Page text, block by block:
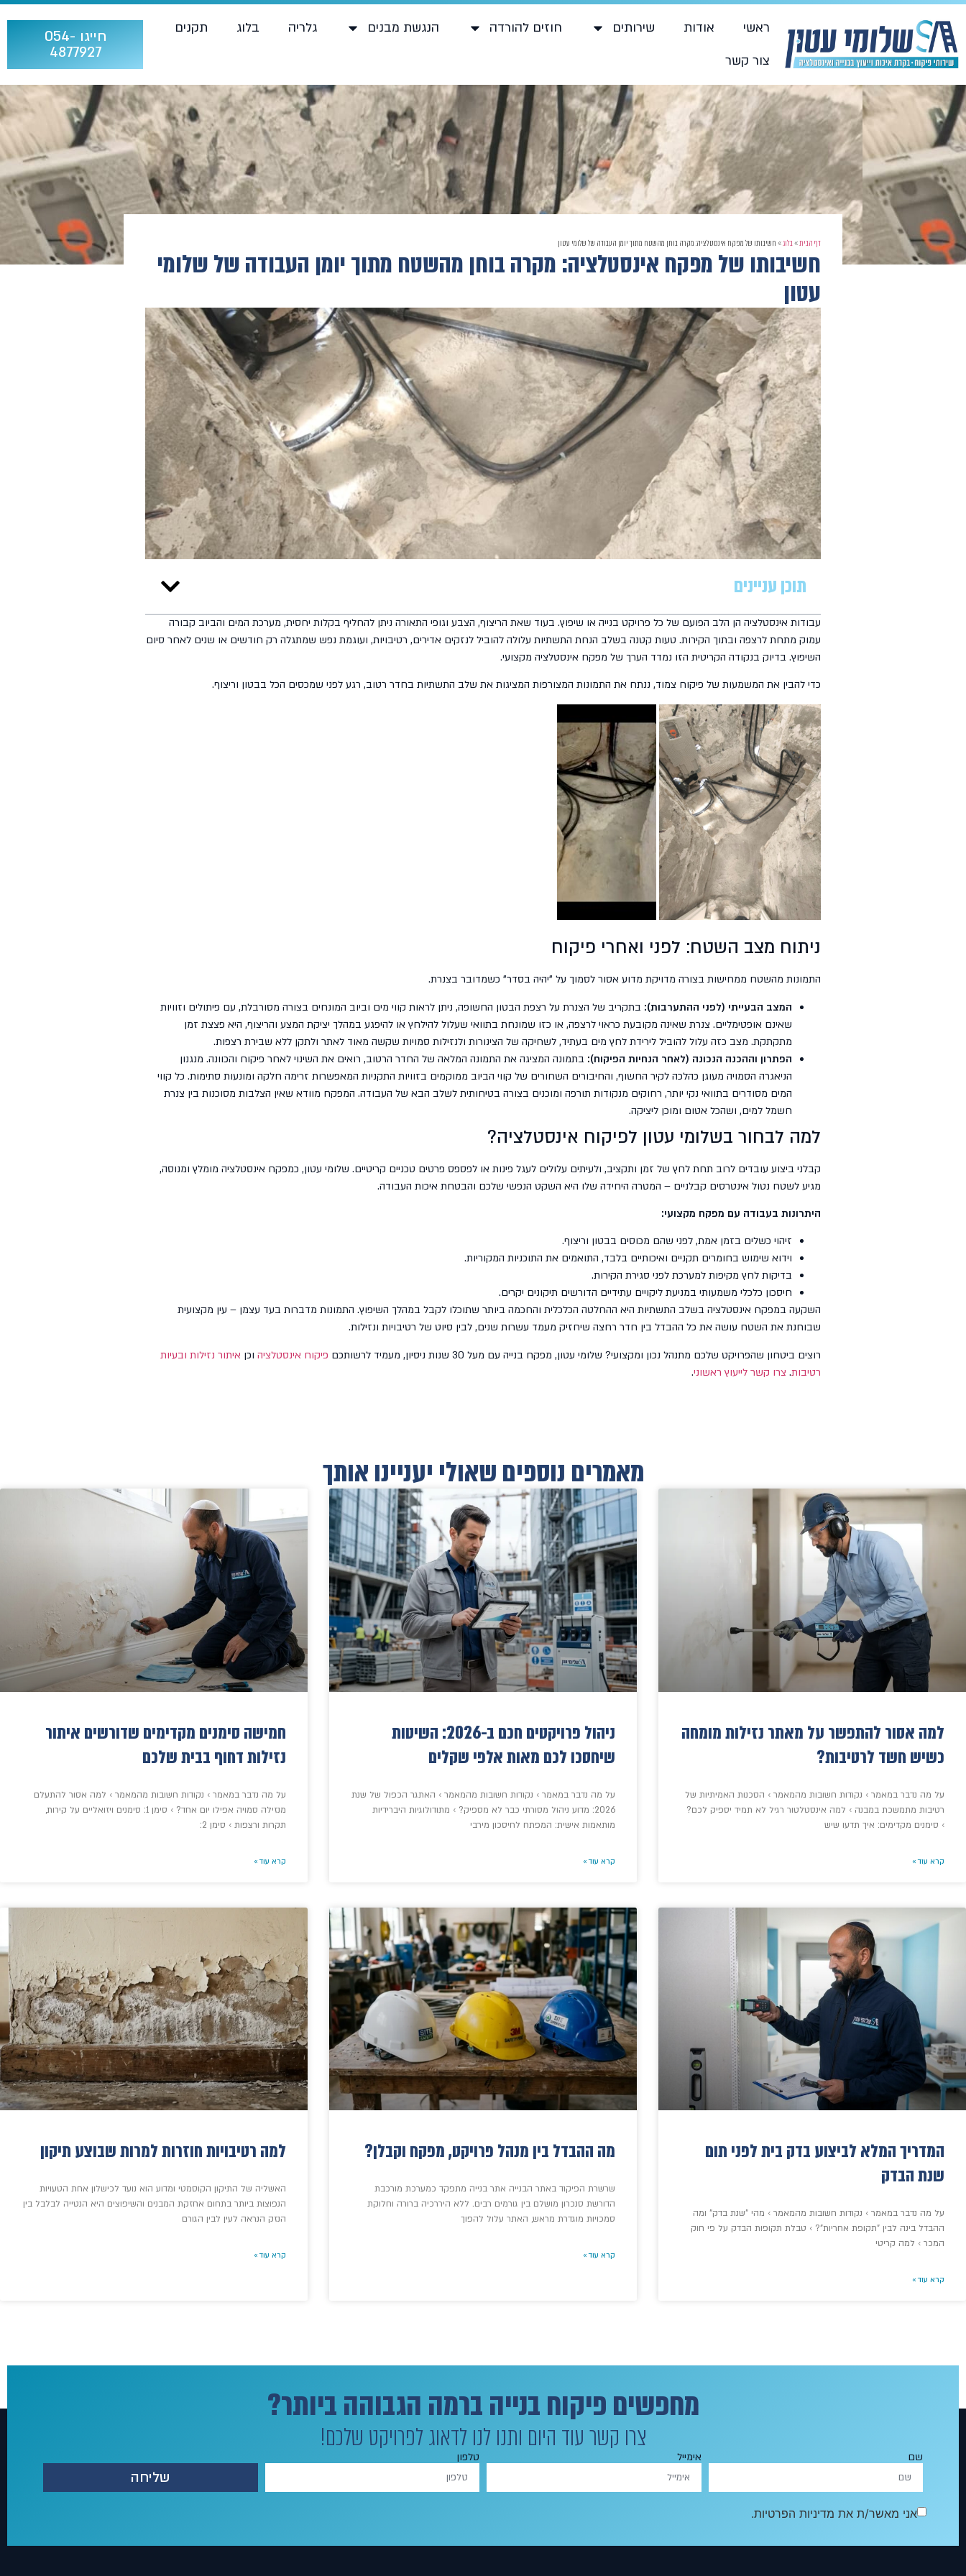
ראשי אודות שירותים חוזים להורדה הנגשת מבנים גלריה בלוג
תקנים
צור קשר
חייגו 054-
4877927
דף הבית»בלוג»חשיבותו של מפקח אינסטלציה: מקרה בוחן מהשטח מתוך יומן העבודה של שלומי עטון
חשיבותו של מפקח אינסטלציה: מקרה בוחן מהשטח מתוך יומן העבודה של שלומי
עטון
תוכן עניינים
עבודות אינסטלציה הן הלב הפועם של כל פרויקט בנייה או שיפוץ. בעוד שאת הריצוף, הצבע וגופי התאורה ניתן להחליף בקלות יחסית, מערכת המים והביוב קבורה
עמוק מתחת לרצפה ובתוך הקירות. טעות קטנה בשלב הנחת התשתיות עלולה להוביל לנזקים אדירים, רטיבויות, ועוגמת נפש שמתגלה רק חודשים או שנים לאחר סיום
השיפוץ. בדיוק בנקודה הקריטית הזו נמדד הערך של מפקח אינסטלציה מקצועי.
כדי להבין את המשמעות של פיקוח צמוד, ננתח את התמונות המצורפות המציגות את שלב התשתיות בחדר רטוב, רגע לפני שמכסים הכל בבטון וריצוף.
ניתוח מצב השטח: לפני ואחרי פיקוח
התמונות מהשטח ממחישות בצורה מדויקת מדוע אסור לסמוך על "יהיה בסדר" כשמדובר בצנרת.
המצב הבעייתי (לפני ההתערבות): בתקריב של הצנרת על רצפת הבטון החשופה, ניתן לראות קווי מים וביוב המונחים בצורה מסורבלת, עם פיתולים וזוויות
שאינם אופטימליים. צנרת שאינה מקובעת כראוי לרצפה, או כזו שמונחת בתוואי שעלול להילחץ או להיפגע במהלך יציקת המצע והריצוף, היא פצצת זמן
מתקתקת. מצב כזה עלול להוביל לירידת לחץ מים בעתיד, לשחיקה של הצינורות ולנזילות סמויות שקשה מאוד לאתר ולתקן ללא שבירת רצפות.
הפתרון וההכנה הנכונה (לאחר הנחיות הפיקוח): בתמונה המציגה את התמונה המלאה של החדר הרטוב, רואים את השינוי לאחר פיקוח והכוונה. מנגנון
הניאגרה הסמויה מעוגן כהלכה לקיר החשוף, והחיבורים השחורים של קווי הביוב ממוקמים בזוויות התקניות המאפשרות זרימה חלקה ומונעות סתימות. כל קווי
המים מסודרים בתוואי נקי יותר, רחוקים מנקודות תורפה ומוכנים בצורה בטיחותית לשלב הבא של העבודה. המפקח מוודא שאין הצלבות מסוכנות בין צנרת
חשמל למים, ושהכל אטום ומוכן ליציקה.
למה לבחור בשלומי עטון לפיקוח אינסטלציה?
קבלני ביצוע עובדים לרוב תחת לחץ של זמן ותקציב, ולעיתים עלולים לעגל פינות או לפספס פרטים טכניים קריטיים. שלומי עטון, כמפקח אינסטלציה מומלץ ומנוסה,
מגיע לשטח נטול אינטרסים קבלניים – המטרה היחידה שלו היא השקט הנפשי שלכם והבטחת איכות העבודה.
היתרונות בעבודה עם מפקח מקצועי:
זיהוי כשלים בזמן אמת, לפני שהם מכוסים בבטון וריצוף.
וידוא שימוש בחומרים תקניים ואיכותיים בלבד, התואמים את התוכניות המקוריות.
בדיקות לחץ מקיפות למערכת לפני סגירת הקירות.
חיסכון כלכלי משמעותי במניעת ליקויים עתידיים הדורשים תיקונים יקרים.
השקעה במפקח אינסטלציה בשלב התשתיות היא ההחלטה הכלכלית והחכמה ביותר שתוכלו לקבל במהלך השיפוץ. התמונות מדברות בעד עצמן – עין מקצועית
שבוחנת את השטח עושה את כל ההבדל בין חדר רחצה שיחזיק מעמד עשרות שנים, לבין סיוט של רטיבויות ונזילות.
רוצים ביטחון שהפרויקט שלכם מתנהל נכון ומקצועי? שלומי עטון, מפקח בנייה עם מעל 30 שנות ניסיון, מעמיד לרשותכם פיקוח אינסטלציה וכן איתור נזילות ובעיות
רטיבות. צרו קשר לייעוץ ראשוני.
מאמרים נוספים שאולי יעניינו אותך
למה אסור להתפשר על מאתר נזילות מומחה
כשיש חשד לרטיבות?
על מה נדבר במאמר › נקודות חשובות מהמאמר › הסכנות האמיתיות של
רטיבות מתמשכת במבנה › למה אינסטלטור רגיל לא תמיד יספיק לכם?
› סימנים מקדימים: איך תדעו שיש
קרא עוד »
ניהול פרויקטים חכם ב-2026: השיטות
שיחסכו לכם מאות אלפי שקלים
על מה נדבר במאמר › נקודות חשובות מהמאמר › האתגר הכפול של שנת
2026: מדוע ניהול מסורתי כבר לא מספיק? › מתודולוגיות היברידיות
מותאמות אישית: המפתח לחיסכון מירבי
קרא עוד »
חמישה סימנים מקדימים שדורשים איתור
נזילות דחוף בבית שלכם
על מה נדבר במאמר › נקודות חשובות מהמאמר › למה אסור להתעלם
מנזילה סמויה אפילו יום אחד? › סימן 1: סימנים ויזואליים על קירות,
תקרות ורצפות › סימן 2:
קרא עוד »
המדריך המלא לביצוע בדק בית לפני תום
שנת הבדק
על מה נדבר במאמר › נקודות חשובות מהמאמר › מהי "שנת בדק" ומה
ההבדל בינה לבין "תקופת אחריות"? › טבלת תקופות הבדק על פי חוק
המכר › למה קריטי
קרא עוד »
מה ההבדל בין מנהל פרויקט, מפקח וקבלן?
שרשרת הפיקוד באתר הבנייה אתר בנייה מתפקד כמערכת מורכבת
הדורשת סנכרון מושלם בין גורמים רבים. ללא היררכיה ברורה וחלוקת
סמכויות מוגדרת מראש, האתר עלול להפוך
קרא עוד »
למה רטיבויות חוזרות למרות שבוצע תיקון
האשליה של התיקון הקוסמטי ומדוע הוא נועד לכישלון אחת הטעויות
הנפוצות ביותר בתחום אחזקת המבנים והשיפוצים היא הנטייה לבלבל בין
הנזק הנראה לעין לבין הגורם
קרא עוד »
מחפשים פיקוח בנייה ברמה הגבוהה ביותר?
צרו קשר עוד היום ותנו לנו לדאוג לפרויקט שלכם!
שם אימייל טלפון
שליחה
אני מאשר/ת את מדיניות הפרטיות.